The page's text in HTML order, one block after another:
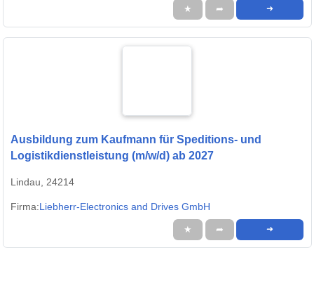
★ ➦ ➜
Ausbildung zum Kaufmann für Speditions- und
Logistikdienstleistung (m/w/d) ab 2027
Lindau, 24214
Firma:Liebherr-Electronics and Drives GmbH
★ ➦ ➜